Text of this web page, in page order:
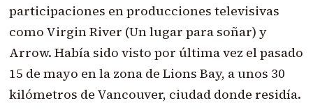
participaciones en producciones televisivas
como Virgin River (Un lugar para soñar) y
Arrow. Había sido visto por última vez el pasado
15 de mayo en la zona de Lions Bay, a unos 30
kilómetros de Vancouver, ciudad donde residía.